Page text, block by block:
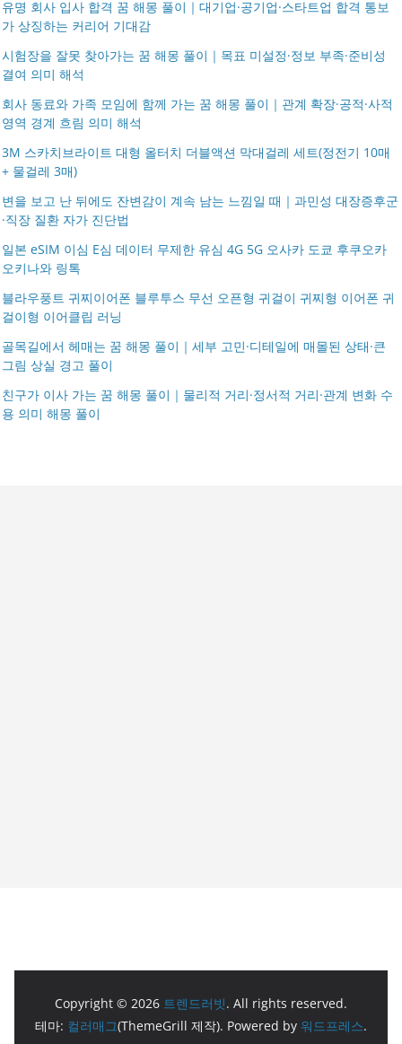
유명 회사 입사 합격 꿈 해몽 풀이｜대기업·공기업·스타트업 합격 통보
가 상징하는 커리어 기대감
시험장을 잘못 찾아가는 꿈 해몽 풀이｜목표 미설정·정보 부족·준비성
결여 의미 해석
회사 동료와 가족 모임에 함께 가는 꿈 해몽 풀이｜관계 확장·공적·사적
영역 경계 흐림 의미 해석
3M 스카치브라이트 대형 올터치 더블액션 막대걸레 세트(정전기 10매
+ 물걸레 3매)
변을 보고 난 뒤에도 잔변감이 계속 남는 느낌일 때｜과민성 대장증후군
·직장 질환 자가 진단법
일본 eSIM 이심 E심 데이터 무제한 유심 4G 5G 오사카 도쿄 후쿠오카
오키나와 링톡
블라우풍트 귀찌이어폰 블루투스 무선 오픈형 귀걸이 귀찌형 이어폰 귀
걸이형 이어클립 러닝
골목길에서 헤매는 꿈 해몽 풀이｜세부 고민·디테일에 매몰된 상태·큰
그림 상실 경고 풀이
친구가 이사 가는 꿈 해몽 풀이｜물리적 거리·정서적 거리·관계 변화 수
용 의미 해몽 풀이
Copyright © 2026 트렌드러빗. All rights reserved.
테마: 컬러매그(ThemeGrill 제작). Powered by 워드프레스.